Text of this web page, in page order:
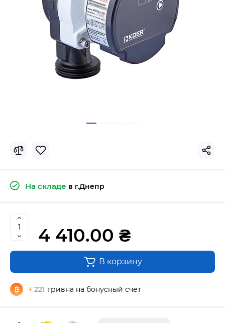
На складе в г.Днепр
4 410.00 ₴
В корзину
+ 221 гривна на бонусный счет